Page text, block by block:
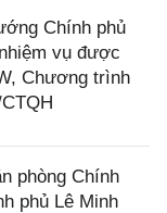
Chính phủ
vụ được
Chương trình
phòng Chính
phủ Lê Minh